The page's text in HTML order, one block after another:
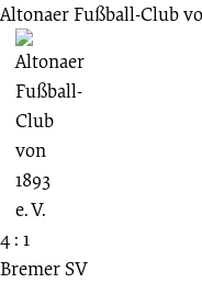
Altonaer Fußball-Club
4 : 1
Bremer SV